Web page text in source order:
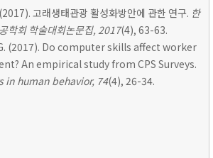
고래생태관광 활성화방안에 관한 연구. 한
학회 학술대회논문집, 2017(4), 63-63.
(2017). Do computer skills affect worker
An empirical study from CPS Surveys.
in human behavior, 74(4), 26-34.